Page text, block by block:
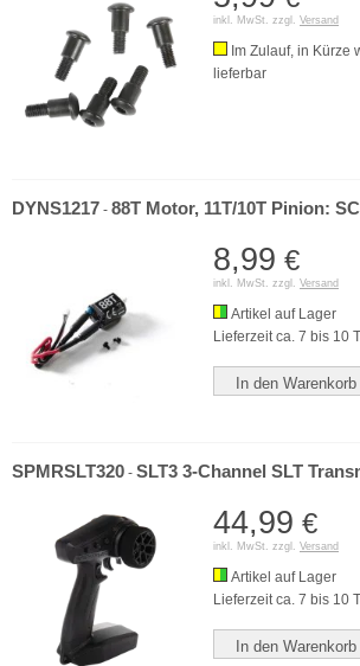
inkl. MwSt. zzgl. Versand
Im Zulauf, in Kürze
lieferbar
DYNS1217 - 88T Motor, 11T/10T Pinion:
8,99 €
inkl. MwSt. zzgl. Versand
Artikel auf Lager
Lieferzeit ca. 7 bis 10
In den Warenkorb
SPMRSLT320 - SLT3 3-Channel SLT
44,99 €
inkl. MwSt. zzgl. Versand
Artikel auf Lager
Lieferzeit ca. 7 bis 10
In den Warenkorb